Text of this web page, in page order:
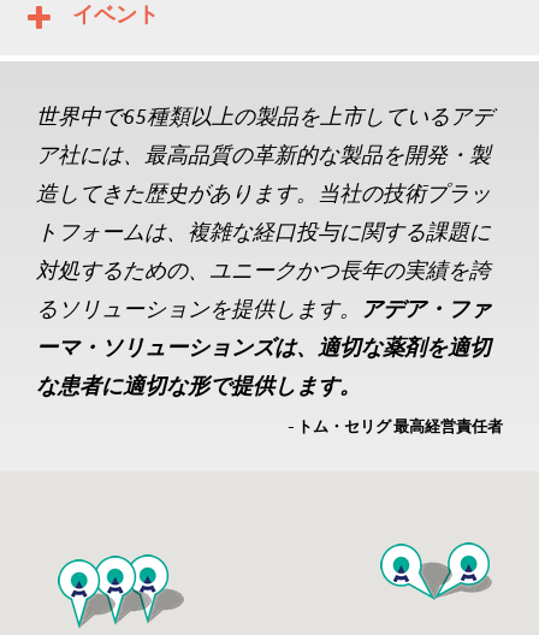
イベント
世界中で65種類以上の製品を上市しているアデ
ア社には、最高品質の革新的な製品を開発・製
造してきた歴史があります。当社の技術プラッ
トフォームは、複雑な経口投与に関する課題に
対処するための、ユニークかつ長年の実績を誇
るソリューションを提供します。
アデア・ファ
ーマ・ソリューションズは、適切な薬剤を適切
な患者に適切な形で提供します。
- トム・セリグ 最高経営責任者